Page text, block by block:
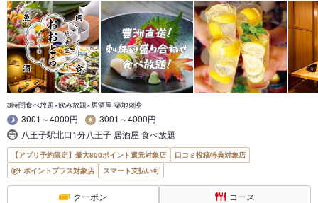
3時間食べ放題×飲み放題×居酒屋 築地刺身
3001～4000円
3001～4000円
八王子駅北口1分八王子 居酒屋 食べ放題
【アプリ予約限定】最大800ポイント還元対象店
口コミ投稿特典対象店
ポイントプラス対象店
スマート支払い可
クーポン コース